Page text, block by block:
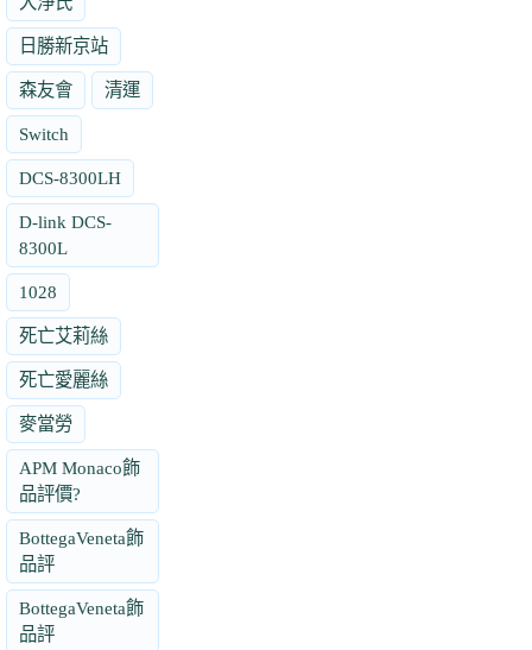
日勝新京站
森友會 清運
Switch
DCS-8300LH
D-link DCS-
8300L
1028
死亡艾莉絲
死亡愛麗絲
麥當勞
APM Monaco飾
品評價?
BottegaVeneta飾
品評
BottegaVeneta飾
品評